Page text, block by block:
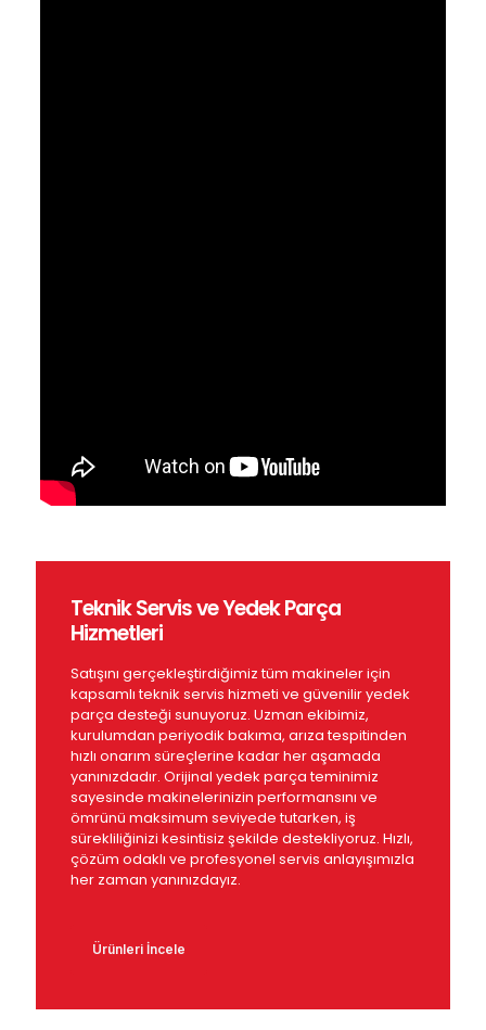
Teknik Servis ve Yedek Parça
Hizmetleri
Satışını gerçekleştirdiğimiz tüm makineler için
kapsamlı teknik servis hizmeti ve güvenilir yedek
parça desteği sunuyoruz. Uzman ekibimiz,
kurulumdan periyodik bakıma, arıza tespitinden
hızlı onarım süreçlerine kadar her aşamada
yanınızdadır. Orijinal yedek parça teminimiz
sayesinde makinelerinizin performansını ve
ömrünü maksimum seviyede tutarken, iş
sürekliliğinizi kesintisiz şekilde destekliyoruz. Hızlı,
çözüm odaklı ve profesyonel servis anlayışımızla
her zaman yanınızdayız.
Ürünleri İncele